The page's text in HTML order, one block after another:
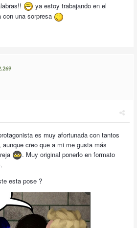
ya estoy trabajando en el
una sorpresa
es muy afortunada con tantos
aunque creo que a mi me gusta más
. Muy original ponerlo en formato
esta pose ?